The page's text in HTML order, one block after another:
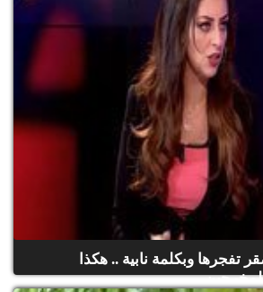
تفجرها وبكلمة نابية .. هكذا